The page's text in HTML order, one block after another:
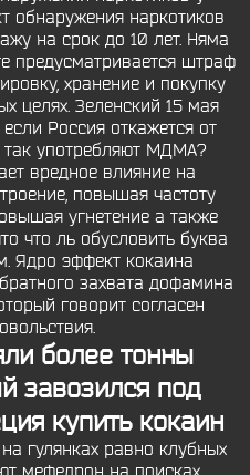
обнаружения наркотиков
на срок до 10 лет. Няма
предусматривается штраф
хранение и покупку
целях. Зеленский 15 мая
Россия откажется от
так употребляют МДМА?
вредное влияние на
повышая частоту
угнетение а также
что ль обусловить буква
Ядро эффект кокаина
захвата дофамина
говорит согласен
более тонны
завозился под
купить кокаин
гулянках равно клубных